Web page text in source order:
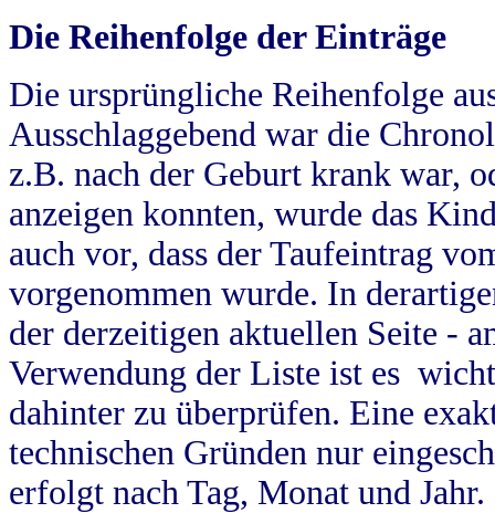
Die Reihenfolge der Einträge
Die ursprüngliche Reihenfolge
Ausschlaggebend war die
z.B. nach der Geburt krank war,
anzeigen konnten, wurde das
auch vor, dass der Taufeintrag
vorgenommen wurde. In
der derzeitigen aktuellen Seite -
Verwendung der Liste ist es
dahinter zu überprüfen. Eine
technischen Gründen nur
erfolgt nach Tag, Monat und Jahr.